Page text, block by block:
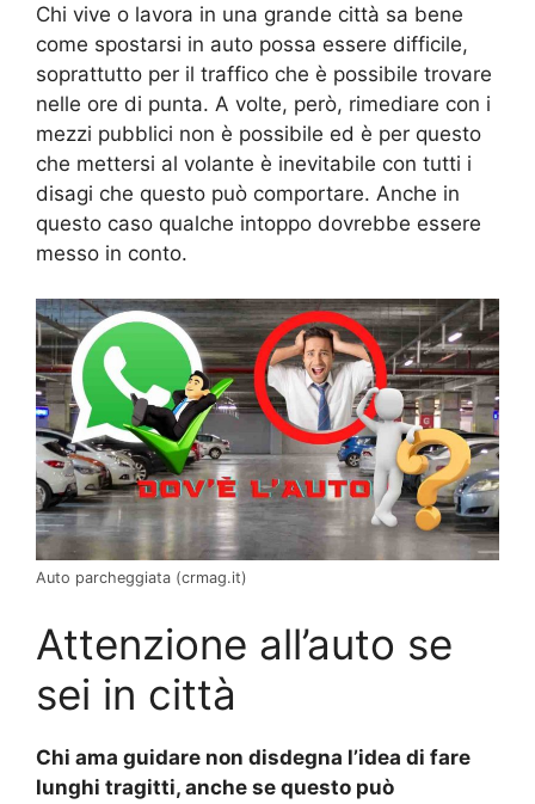
Chi vive o lavora in una grande città sa bene
come spostarsi in auto possa essere difficile,
soprattutto per il traffico che è possibile trovare
nelle ore di punta. A volte, però, rimediare con i
mezzi pubblici non è possibile ed è per questo
che mettersi al volante è inevitabile con tutti i
disagi che questo può comportare. Anche in
questo caso qualche intoppo dovrebbe essere
messo in conto.
Auto parcheggiata (crmag.it)
Attenzione all’auto se
sei in città
Chi ama guidare non disdegna l’idea di fare
lunghi tragitti, anche se questo può